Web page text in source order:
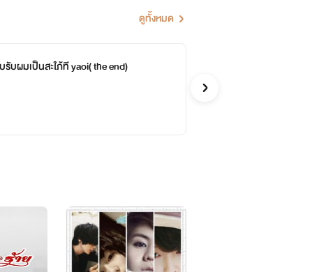
มองโลกในแง่ดี ส่วนแฝดพี่แข็งแกร่ง
ว่าน้องสาวฝาแฝดได้หายตัวไปในวัน
งนี้ผู้ที่รู้ความลับก็มีเพียงแต่เธอและผู้
เขียนอิสระ
นะคะถ้าชอบก็
ช่องทางติดต่อ
ลดที่
ดูทั้งหมด
บผมเป็นสะใภ้ที yaoi( the end)